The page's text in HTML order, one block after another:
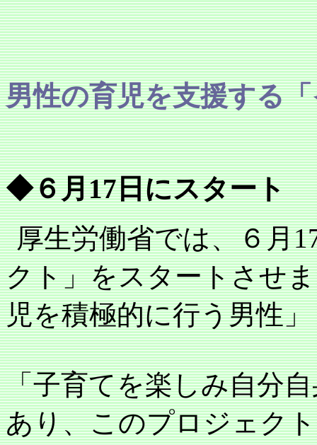
男性の育児を支援する
◆６月17日にスタート
厚生労働省では、６月
クト」をスタートさせ
児を積極的に行う男性」
「子育てを楽しみ自分
あり、このプロジェク